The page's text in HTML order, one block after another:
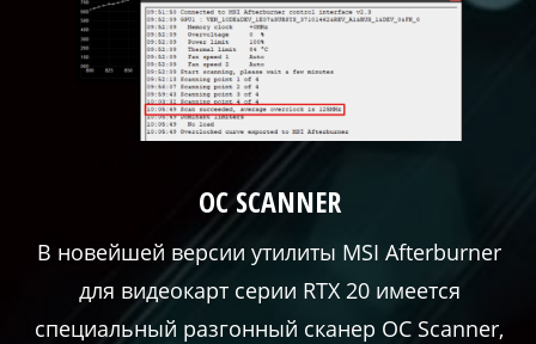
OC SCANNER
В новейшей версии утилиты MSI Afterburner
для видеокарт серии RTX 20 имеется
специальный разгонный сканер OC Scanner,